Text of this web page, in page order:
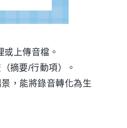
或上傳音檔。
摘要/行動項）。
，能將錄音轉化為生